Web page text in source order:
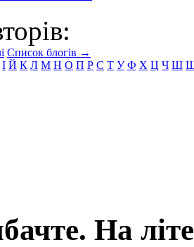
Список блогів →
І Й К Л М Н О П Р С Т У Ф Х Ц Ч Ш
На